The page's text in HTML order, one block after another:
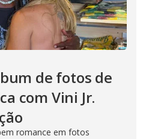
de fotos de
com Vini Jr.
romance em fotos